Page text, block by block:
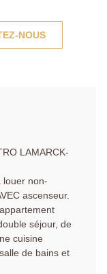
NOUS
LAMARCK-
louer non-
ascenseur.
séjour, de
cuisine
de bains et